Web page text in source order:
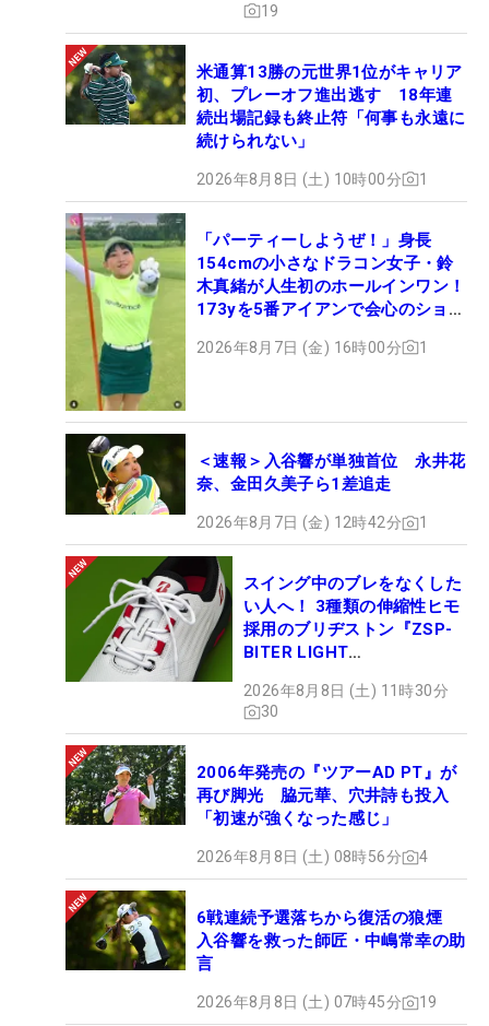
19
米通算13勝の元世界1位がキャリア
初、プレーオフ進出逃す 18年連
続出場記録も終止符「何事も永遠に
続けられない」
2026年8月8日 (土) 10時00分 1
「パーティーしようぜ！」身長
154cmの小さなドラコン女子・鈴
木真緒が人生初のホールインワン！
173yを5番アイアンで会心のショッ
2026年8月7日 (金) 16時00分 1
＜速報＞入谷響が単独首位 永井花
奈、金田久美子ら1差追走
2026年8月7日 (金) 12時42分 1
スイング中のブレをなくした
い人へ！ 3種類の伸縮性ヒモ
採用のブリヂストン『ZSP-
BITER LIGHT
ュー
2026年8月8日 (土) 11時30分
30
2006年発売の『ツアーAD PT』が
再び脚光 脇元華、穴井詩も投入
「初速が強くなった感じ」
2026年8月8日 (土) 08時56分 4
6戦連続予選落ちから復活の狼煙
入谷響を救った師匠・中嶋常幸の助
言
2026年8月8日 (土) 07時45分 19